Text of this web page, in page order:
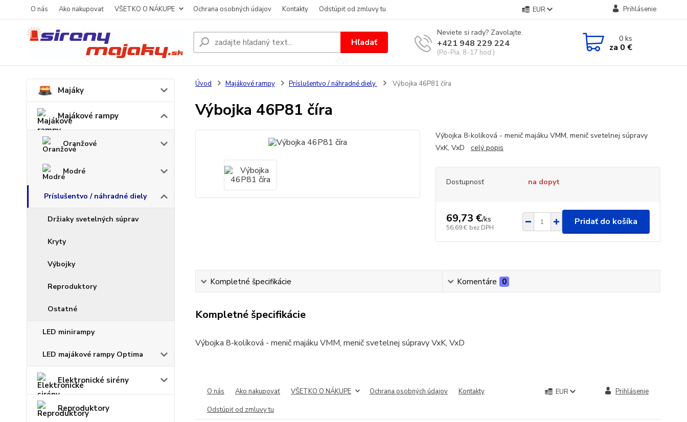
O nás Ako nakupovať VŠETKO O NÁKUPE Ochrana osobných údajov Kontakty Odstúpiť od zmluvy tu EUR Prihlásenie
Hľadať
Neviete si rady? Zavolajte.
+421 948 229 224
(Po-Pia, 8-17 hod.)
0ks
za 0 €
Majáky
Majákové rampy
Oranžové
Modré
Príslušentvo / náhradné diely
Držiaky svetelných súprav
Kryty
Výbojky
Reproduktory
Ostatné
LED minirampy
LED majákové rampy Optima
Elektronické sirény
Reproduktory
Úvod Majákové rampy Príslušentvo / náhradné diely Výbojka 46P81 číra
Výbojka 46P81 číra
Výbojka 8-kolíková - menič majáku VMM, menič svetelnej súpravy
VxK, VxD celý popis
Dostupnosť na dopyt
69,73 €/ks
56,69 € bez DPH
Pridať do košíka
Kompletné špecifikácie Komentáre 0
Kompletné špecifikácie
Výbojka 8-kolíková - menič majáku VMM, menič svetelnej súpravy VxK, VxD
O nás Ako nakupovať VŠETKO O NÁKUPE Ochrana osobných údajov
Kontakty
Odstúpiť od zmluvy tu
EUR Prihlásenie